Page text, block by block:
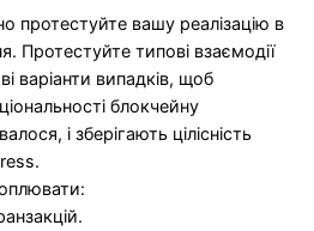
протестуйте вашу реалізацію в
Протестуйте типові взаємодії
варіанти випадків, щоб
блокчейну
і зберігають цілісність